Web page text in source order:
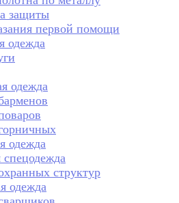
защиты
первой помощи
одежда
одежда
одежда
спецодежда
структур
одежда